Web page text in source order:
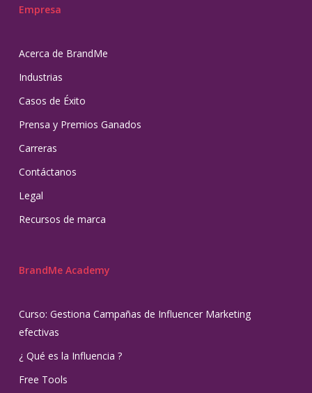
Empresa
Acerca de BrandMe
Industrias
Casos de Éxito
Prensa y Premios Ganados
Carreras
Contáctanos
Legal
Recursos de marca
BrandMe Academy
Curso: Gestiona Campañas de Influencer Marketing
efectivas
¿ Qué es la Influencia ?
Free Tools